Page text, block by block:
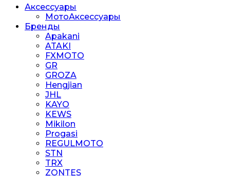
Аксессуары
МотоАксессуары
Бренды
Apakani
ATAKI
FXMOTO
GR
GROZA
Hengjian
JHL
KAYO
KEWS
Mikilon
Progasi
REGULMOTO
STN
TRX
ZONTES